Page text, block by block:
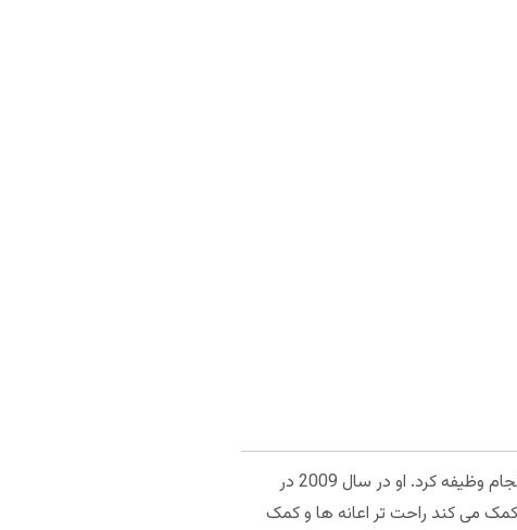
جانسون یکی از بنیان گذاران تور جهانی پوکر بود و در شش فصل اول این رقابت ها به عنوان مجری مسابقات انجام وظیفه کرد. او در سال 2009 در
می کند راحت تر اعانه ها و کمک